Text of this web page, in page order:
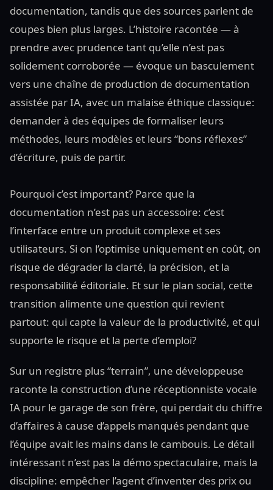
documentation, tandis que des sources parlent de
coupes bien plus larges. L’histoire racontée — à
prendre avec prudence tant qu’elle n’est pas
solidement corroborée — évoque un basculement
vers une chaîne de production de documentation
assistée par IA, avec un malaise éthique classique:
demander à des équipes de formaliser leurs
méthodes, leurs modèles et leurs “bons réflexes”
d’écriture, puis de partir.
Pourquoi c’est important? Parce que la
documentation n’est pas un accessoire: c’est
l’interface entre un produit complexe et ses
utilisateurs. Si on l’optimise uniquement en coût, on
risque de dégrader la clarté, la précision, et la
responsabilité éditoriale. Et sur le plan social, cette
transition alimente une question qui revient
partout: qui capte la valeur de la productivité, et qui
supporte le risque et la perte d’emploi?
Sur un registre plus “terrain”, une développeuse
raconte la construction d’une réceptionniste vocale
IA pour le garage de son frère, qui perdait du chiffre
d’affaires à cause d’appels manqués pendant que
l’équipe avait les mains dans le cambouis. Le détail
intéressant n’est pas la démo spectaculaire, mais la
discipline: empêcher l’agent d’inventer des prix ou